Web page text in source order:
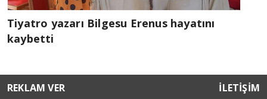
Tiyatro yazarı Bilgesu Erenus hayatını
kaybetti
REKLAM VER İLETİŞİM